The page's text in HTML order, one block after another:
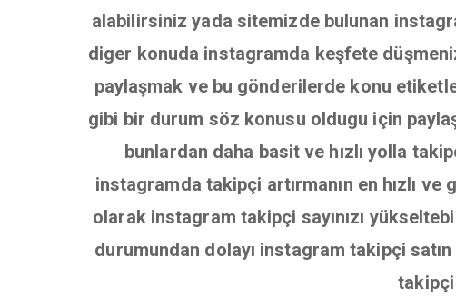
alabilirsiniz yada sitemizde bulunan
diger konuda instagramda keşfete
paylaşmak ve bu gönderilerde konu
gibi bir durum söz konusu oldugu için
bunlardan daha basit ve hızlı yolla
instagramda takipçi artırmanın en hızlı
olarak instagram takipçi sayınızı
durumundan dolayı instagram takipçi
takipçi